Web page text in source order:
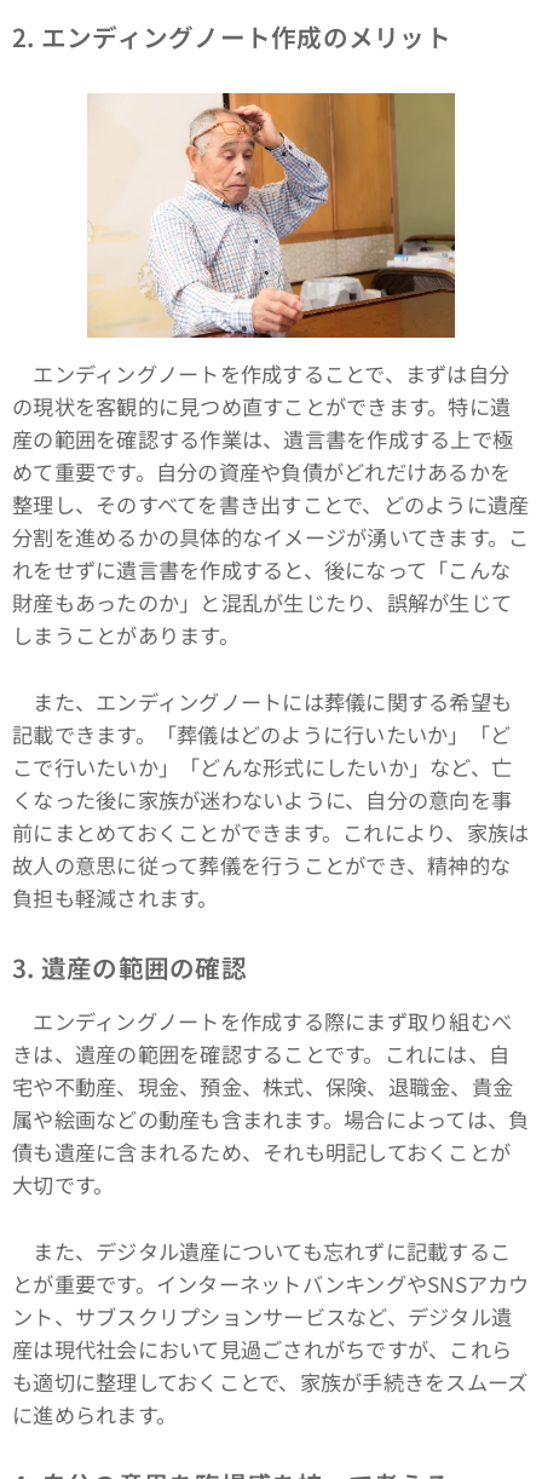
2. エンディングノート作成のメリット
エンディングノートを作成することで、まずは自分
の現状を客観的に見つめ直すことができます。特に遺
産の範囲を確認する作業は、遺言書を作成する上で極
めて重要です。自分の資産や負債がどれだけあるかを
整理し、そのすべてを書き出すことで、どのように遺産
分割を進めるかの具体的なイメージが湧いてきます。こ
れをせずに遺言書を作成すると、後になって「こんな
財産もあったのか」と混乱が生じたり、誤解が生じて
しまうことがあります。
また、エンディングノートには葬儀に関する希望も
記載できます。「葬儀はどのように行いたいか」「ど
こで行いたいか」「どんな形式にしたいか」など、亡
くなった後に家族が迷わないように、自分の意向を事
前にまとめておくことができます。これにより、家族は
故人の意思に従って葬儀を行うことができ、精神的な
負担も軽減されます。
3. 遺産の範囲の確認
エンディングノートを作成する際にまず取り組むべ
きは、遺産の範囲を確認することです。これには、自
宅や不動産、現金、預金、株式、保険、退職金、貴金
属や絵画などの動産も含まれます。場合によっては、負
債も遺産に含まれるため、それも明記しておくことが
大切です。
また、デジタル遺産についても忘れずに記載するこ
とが重要です。インターネットバンキングやSNSアカウ
ント、サブスクリプションサービスなど、デジタル遺
産は現代社会において見過ごされがちですが、これら
も適切に整理しておくことで、家族が手続きをスムーズ
に進められます。